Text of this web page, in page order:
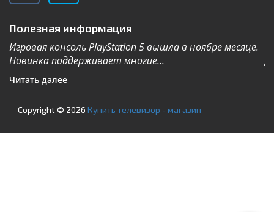
Полезная информация
Игровая консоль PlayStation 5 вышла в ноябре месяце.
Новинка поддерживает многие...
Читать далее
Copyright © 2026 Купить телевизор - магазин